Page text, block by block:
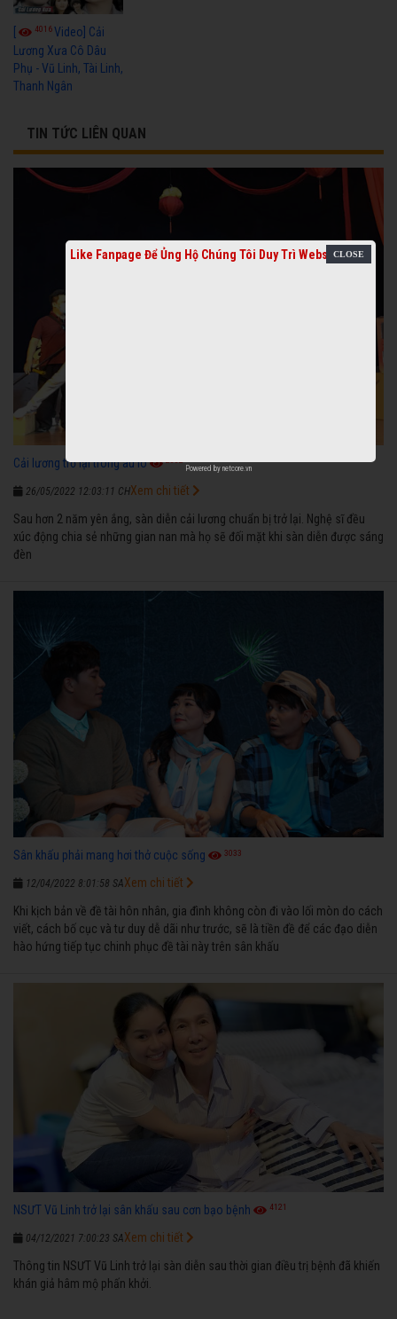
[ 4016Video] Cải
Lương Xưa Cô Dâu
Phụ - Vũ Linh, Tài Linh,
Thanh Ngân
TIN TỨC LIÊN QUAN
Cải lương trở lại trong âu lo
26/05/2022 12:03:11 CH
Sau hơn 2 năm yên ắng, sàn diễn cải lương chuẩn bị trở lại. Nghệ sĩ đều
xúc động chia sẻ những gian nan mà họ sẽ đối mặt khi sàn diễn được sáng
đèn
Xem chi tiết
Sân khấu phải mang hơi thở cuộc sống 3033
12/04/2022 8:01:58 SA
Khi kịch bản về đề tài hôn nhân, gia đình không còn đi vào lối mòn do cách
viết, cách bố cục và tư duy dễ dãi như trước, sẽ là tiền đề để các đạo diễn
hào hứng tiếp tục chinh phục đề tài này trên sân khấu
Xem chi tiết
NSƯT Vũ Linh trở lại sân khấu sau cơn bạo bệnh 4121
04/12/2021 7:00:23 SA
Thông tin NSƯT Vũ Linh trở lại sàn diễn sau thời gian điều trị bệnh đã khiến
khán giả hâm mộ phấn khởi.
Xem chi tiết
Like Fanpage Để Ủng Hộ Chúng Tôi Duy Trì Website
Powered by netcore.vn